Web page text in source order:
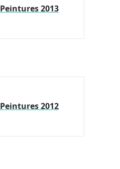
Peintures 2013
Peintures 2012